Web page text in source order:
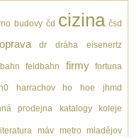
budovy čd cizina čsd
dr dráha eisenertz
feldbahn firmy fortuna
harrachov ho hoe jhmd
prodejna katalogy koleje
máv metro mladějov